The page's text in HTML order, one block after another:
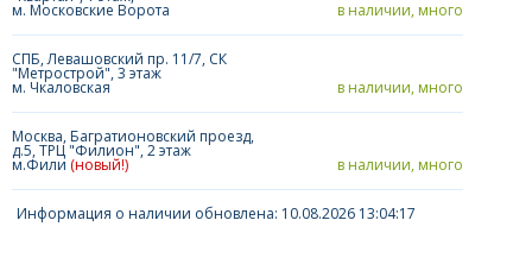
м. Московские Ворота в наличии, много
СПБ, Левашовский пр. 11/7, СК
"Метрострой", 3 этаж
м. Чкаловская в наличии, много
Москва, Багратионовский проезд,
д.5, ТРЦ "Филион", 2 этаж
м.Фили (новый!) в наличии, много
Информация о наличии обновлена: 10.08.2026 13:04:17